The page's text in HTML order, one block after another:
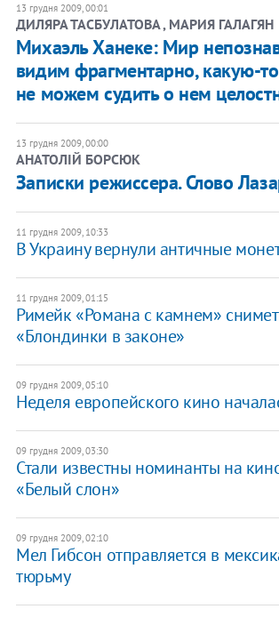
13 грудня 2009, 00:01
ДИЛЯРА ТАСБУЛАТОВА , МАРИЯ ГАЛАГЯН
Михаэль Ханеке: Мир
видим фрагментарно, какую-то
не можем судить о нем
13 грудня 2009, 00:00
АНАТОЛІЙ БОРСЮК
Записки режиссера. Слово
11 грудня 2009, 10:33
В Украину вернули античные
11 грудня 2009, 01:15
Римейк «Романа с камнем»
«Блондинки в законе»
09 грудня 2009, 05:10
Неделя европейского кино
09 грудня 2009, 03:30
Стали известны номинанты на
«Белый слон»
09 грудня 2009, 02:10
Мел Гибсон отправляется в
тюрьму